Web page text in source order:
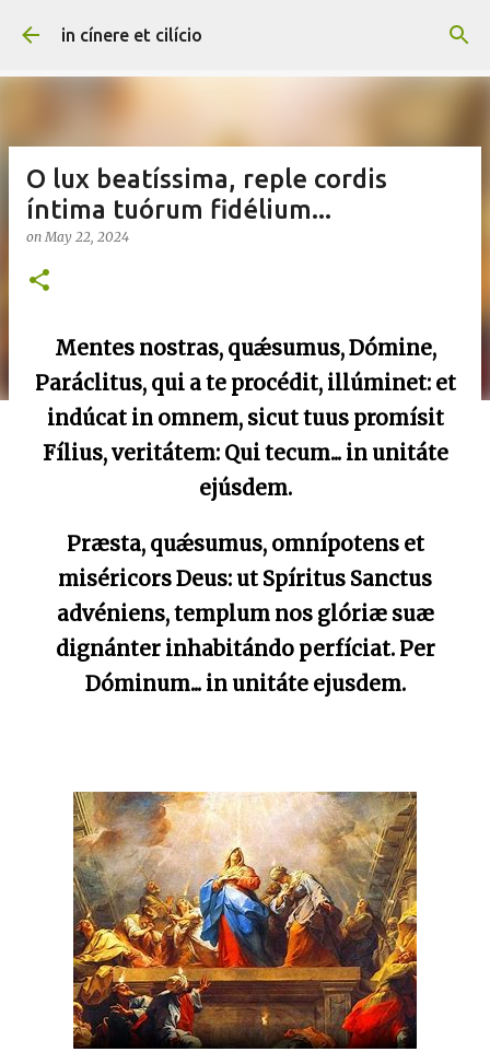
Skip to main content
in cínere et cilício
O lux beatíssima, reple cordis
íntima tuórum fidélium...
onMay 22, 2024
Mentes nostras, quǽsumus, Dómine,
Paráclitus, qui a te procédit, illúminet: et
indúcat in omnem, sicut tuus promísit
Fílius, veritátem: Qui tecum... in unitáte
ejúsdem.
Præsta, quǽsumus, omnípotens et
miséricors Deus: ut Spíritus Sanctus
advéniens, templum nos glóriæ suæ
dignánter inhabitándo perfíciat. Per
Dóminum... in unitáte ejusdem.